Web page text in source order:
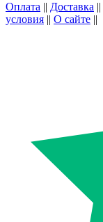
Оплата || Доставка ||
условия || О сайте ||